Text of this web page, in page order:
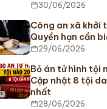
30/06/2026
Công an xã khởi
Quyền hạn cần
29/06/2026
Bỏ án tử hình tội
Cập nhật 8 tội
nhất
28/06/2026